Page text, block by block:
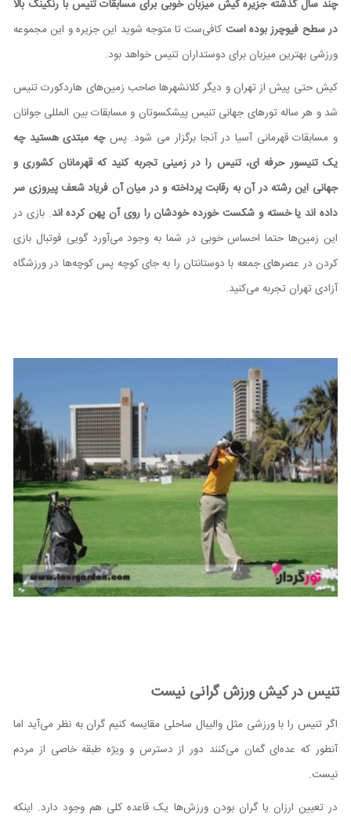
چند سال گذشته جزیره کیش میزبان خوبی برای مسابقات تنیس با رنکینگ بالا
در سطح فیوچرز بوده است کافی‌ست تا متوجه شوید این جزیره و این مجموعه
ورزشی بهترین میزبان برای دوستداران تنیس خواهد بود.
کیش حتی پیش از تهران و دیگر کلانشهرها صاحب زمین‌های هاردکورت تنیس
شد و هر ساله تورهای جهانی تنیس پیشکسوتان و مسابقات بین المللی جوانان
و مسابقات قهرمانی آسیا در آنجا برگزار می شود. پسچه مبتدی هستید چه
یک تنیسور حرفه ای، تنیس را در زمینی تجربه کنید که قهرمانان کشوری و
جهانی این رشته در آن به رقابت پرداخته و در میان آن فریاد شعف پیروزی سر
داده اند یا خسته و شکست خورده خودشان را روی آن پهن کرده اند. بازی در
این زمین‌ها حتما احساس خوبی در شما به وجود می‌آورد گویی فوتبال بازی
کردن در عصرهای جمعه با دوستانتان را به جای کوچه پس کوچه‌ها در ورزشگاه
آزادی تهران تجربه می‌کنید.
تنیس در کیش ورزش گرانی نیست
اگر تنیس را با ورزشی مثل والیبال ساحلی مقایسه کنیم گران به نظر می‌آید اما
آنطور که عده‌ای گمان می‌کنند دور از دسترس و ویژه طبقه خاصی از مردم
نیست.
در تعیین ارزان یا گران بودن ورزش‌ها یک قاعده کلی هم وجود دارد. اینکه